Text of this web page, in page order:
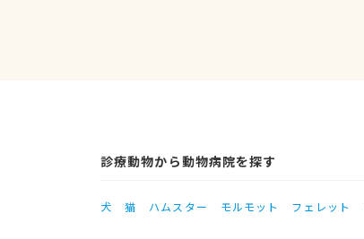
診療動物から動物病院を探す
犬 猫 ハムスター モルモット フェレット